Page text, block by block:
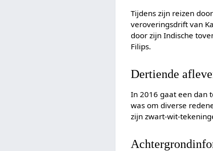
Tijdens zijn reizen
veroveringsdrift van
door zijn Indische
Filips.
Dertiende
In 2016 gaat een dan
was om diverse
zijn zwart-wit-